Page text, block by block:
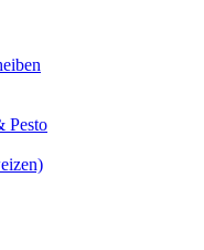
Pesto